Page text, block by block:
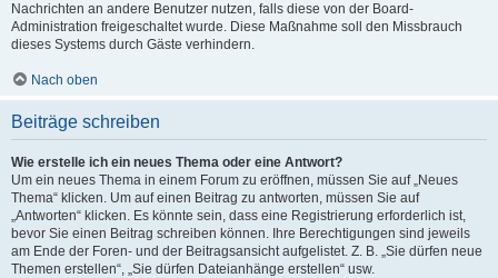
Nachrichten an andere Benutzer nutzen, falls diese von der Board-
Administration freigeschaltet wurde. Diese Maßnahme soll den Missbrauch
dieses Systems durch Gäste verhindern.
Nach oben
Beiträge schreiben
Wie erstelle ich ein neues Thema oder eine Antwort?
Um ein neues Thema in einem Forum zu eröffnen, müssen Sie auf „Neues
Thema“ klicken. Um auf einen Beitrag zu antworten, müssen Sie auf
„Antworten“ klicken. Es könnte sein, dass eine Registrierung erforderlich ist,
bevor Sie einen Beitrag schreiben können. Ihre Berechtigungen sind jeweils
am Ende der Foren- und der Beitragsansicht aufgelistet. Z. B. „Sie dürfen neue
Themen erstellen“, „Sie dürfen Dateianhänge erstellen“ usw.